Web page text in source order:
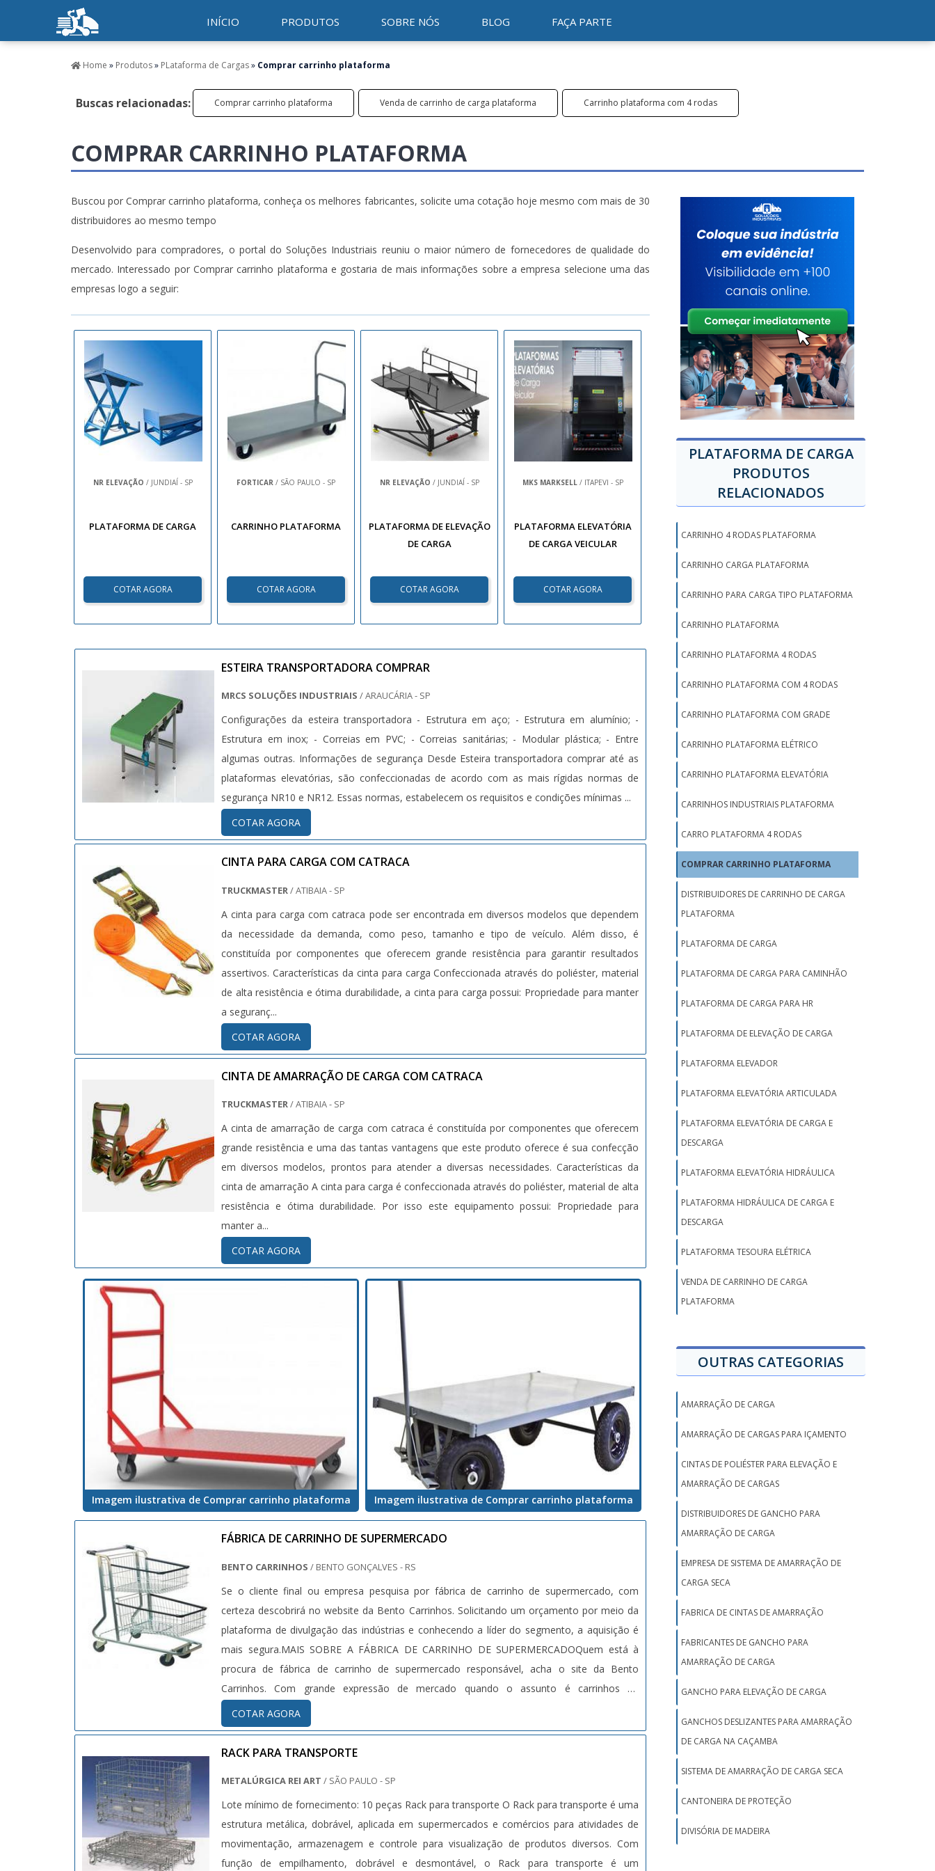
INÍCIO PRODUTOS SOBRE NÓS BLOG FAÇA PARTE
Home » Produtos» PLataforma de Cargas» Comprar carrinho plataforma
Buscas relacionadas: Comprar carrinho plataforma Venda de carrinho de carga plataforma Carrinho plataforma com 4 rodas
COMPRAR CARRINHO PLATAFORMA
Buscou por Comprar carrinho plataforma, conheça os melhores fabricantes, solicite uma cotação hoje mesmo com mais de 30
distribuidores ao mesmo tempo
Desenvolvido para compradores, o portal do Soluções Industriais reuniu o maior número de fornecedores de qualidade do
mercado. Interessado por Comprar carrinho plataforma e gostaria de mais informações sobre a empresa selecione uma das
empresas logo a seguir:
NR ELEVAÇÃO / JUNDIAÍ - SP
PLATAFORMA DE CARGA
COTAR AGORA
FORTICAR / SÃO PAULO - SP
CARRINHO PLATAFORMA
COTAR AGORA
NR ELEVAÇÃO / JUNDIAÍ - SP
PLATAFORMA DE ELEVAÇÃO
DE CARGA
COTAR AGORA
MKS MARKSELL/ ITAPEVI - SP
PLATAFORMA ELEVATÓRIA
DE CARGA VEICULAR
COTAR AGORA
ESTEIRA TRANSPORTADORA COMPRAR
MRCS SOLUÇÕES INDUSTRIAIS/ ARAUCÁRIA - SP
Configurações da esteira transportadora - Estrutura em aço; - Estrutura em alumínio; -
Estrutura em inox; - Correias em PVC; - Correias sanitárias; - Modular plástica; - Entre
algumas outras. Informações de segurança Desde Esteira transportadora comprar até as
plataformas elevatórias, são confeccionadas de acordo com as mais rígidas normas de
segurança NR10 e NR12. Essas normas, estabelecem os requisitos e condições mínimas ...
COTAR AGORA
CINTA PARA CARGA COM CATRACA
TRUCKMASTER/ ATIBAIA - SP
A cinta para carga com catraca pode ser encontrada em diversos modelos que dependem
da necessidade da demanda, como peso, tamanho e tipo de veículo. Além disso, é
constituída por componentes que oferecem grande resistência para garantir resultados
assertivos. Características da cinta para carga Confeccionada através do poliéster, material
de alta resistência e ótima durabilidade, a cinta para carga possui: Propriedade para manter
a seguranç...
COTAR AGORA
CINTA DE AMARRAÇÃO DE CARGA COM CATRACA
TRUCKMASTER/ ATIBAIA - SP
A cinta de amarração de carga com catraca é constituída por componentes que oferecem
grande resistência e uma das tantas vantagens que este produto oferece é sua confecção
em diversos modelos, prontos para atender a diversas necessidades. Características da
cinta de amarração A cinta para carga é confeccionada através do poliéster, material de alta
resistência e ótima durabilidade. Por isso este equipamento possui: Propriedade para
manter a...
COTAR AGORA
Imagem ilustrativa de Comprar carrinho plataforma Imagem ilustrativa de Comprar carrinho plataforma
FÁBRICA DE CARRINHO DE SUPERMERCADO
BENTO CARRINHOS / BENTO GONÇALVES - RS
Se o cliente final ou empresa pesquisa por fábrica de carrinho de supermercado, com
certeza descobrirá no website da Bento Carrinhos. Solicitando um orçamento por meio da
plataforma de divulgação das indústrias e conhecendo a líder do segmento, a aquisição é
mais segura.MAIS SOBRE A FÁBRICA DE CARRINHO DE SUPERMERCADOQuem está à
procura de fábrica de carrinho de supermercado responsável, acha o site da Bento
Carrinhos. Com grande expressão de mercado quando o assunto é carrinhos de
supermercado e gavetas paneleiras, a empresa garante a satisfação da venda à entrega
final, com foco total na qualidade.Ainda focando em fábrica de carrinho de supermercado,
mais do que visar apenas lucratividade, deve oferecer produtos e serviços que tenham
procedência e seriedade da empresa.Existem muitas formas diferentes de demonstrar
conhecimento e autoridade em uma área de atuação. Por que a Bento Carrinhos é a
melhor opção quando o assunto for fábrica de carrinho de supermercado: Comprometida
com os serviços; Responsável; Altamente qualificada; Inovadora; Segura. QUALIDADES E
PONTOS FORTES DA EMPRESAApenas na Bento Carrinhos existem as melhores variedades
COTAR AGORA
RACK PARA TRANSPORTE
METALÚRGICA REI ART / SÃO PAULO - SP
Lote mínimo de fornecimento: 10 peças Rack para transporte O Rack para transporte é uma
estrutura metálica, dobrável, aplicada em supermercados e comércios para atividades de
movimentação, armazenagem e controle para visualização de produtos diversos. Com
função de empilhamento, dobrável e desmontável, o Rack para transporte é um
PLATAFORMA DE CARGA
PRODUTOS
RELACIONADOS
CARRINHO 4 RODAS PLATAFORMA
CARRINHO CARGA PLATAFORMA
CARRINHO PARA CARGA TIPO PLATAFORMA
CARRINHO PLATAFORMA
CARRINHO PLATAFORMA 4 RODAS
CARRINHO PLATAFORMA COM 4 RODAS
CARRINHO PLATAFORMA COM GRADE
CARRINHO PLATAFORMA ELÉTRICO
CARRINHO PLATAFORMA ELEVATÓRIA
CARRINHOS INDUSTRIAIS PLATAFORMA
CARRO PLATAFORMA 4 RODAS
COMPRAR CARRINHO PLATAFORMA
DISTRIBUIDORES DE CARRINHO DE CARGA
PLATAFORMA
PLATAFORMA DE CARGA
PLATAFORMA DE CARGA PARA CAMINHÃO
PLATAFORMA DE CARGA PARA HR
PLATAFORMA DE ELEVAÇÃO DE CARGA
PLATAFORMA ELEVADOR
PLATAFORMA ELEVATÓRIA ARTICULADA
PLATAFORMA ELEVATÓRIA DE CARGA E
DESCARGA
PLATAFORMA ELEVATÓRIA HIDRÁULICA
PLATAFORMA HIDRÁULICA DE CARGA E
DESCARGA
PLATAFORMA TESOURA ELÉTRICA
VENDA DE CARRINHO DE CARGA
PLATAFORMA
OUTRAS CATEGORIAS
AMARRAÇÃO DE CARGA
AMARRAÇÃO DE CARGAS PARA IÇAMENTO
CINTAS DE POLIÉSTER PARA ELEVAÇÃO E
AMARRAÇÃO DE CARGAS
DISTRIBUIDORES DE GANCHO PARA
AMARRAÇÃO DE CARGA
EMPRESA DE SISTEMA DE AMARRAÇÃO DE
CARGA SECA
FABRICA DE CINTAS DE AMARRAÇÃO
FABRICANTES DE GANCHO PARA
AMARRAÇÃO DE CARGA
GANCHO PARA ELEVAÇÃO DE CARGA
GANCHOS DESLIZANTES PARA AMARRAÇÃO
DE CARGA NA CAÇAMBA
SISTEMA DE AMARRAÇÃO DE CARGA SECA
CANTONEIRA DE PROTEÇÃO
DIVISÓRIA DE MADEIRA